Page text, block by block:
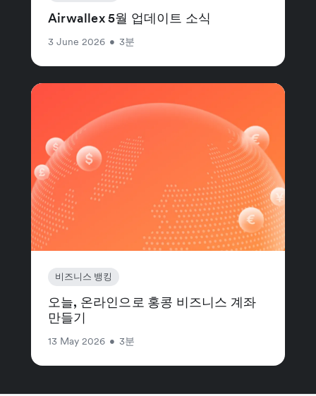
Airwallex 5월 업데이트 소식
3 June 2026 • 3분
비즈니스 뱅킹
오늘, 온라인으로 홍콩 비즈니스 계좌
만들기
13 May 2026 • 3분